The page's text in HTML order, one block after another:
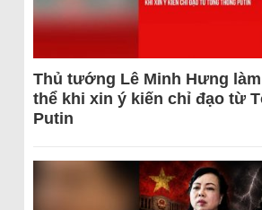
Thủ tướng Lê Minh Hưng
thể khi xin ý kiến chỉ đạo từ
Putin